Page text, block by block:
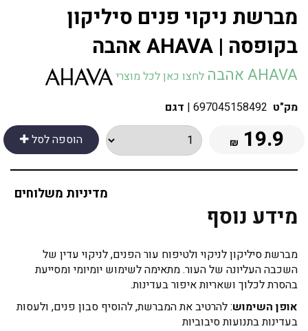
מברשת ניקוי פנים סיליקון
בקופסה | AHAVA אהבה
AHAVA אהבה
לחצו כאן לכל מוצרי
מק"ט 697045158492
| דגם
הוספה לסל
19.9
₪
מדיניות משלוחים
מידע נוסף
מברשת סיליקון לניקוי ולטיפוח עור הפנים, לניקוי עדין של
השכבה העליונה של העור. מתאימה לשימוש יומיומי ומסייעת
בהסרת לכלוך ושאריות איפור בעדינות.
אופן השימוש: להרטיב את המברשת, להוסיף סבון פנים, ולעסות
בעדינות בתנועות סיבוביות